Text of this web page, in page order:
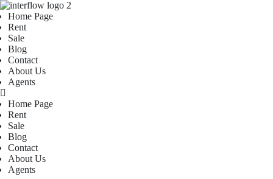
Home Page
Rent
Sale
Blog
Contact
About Us
Agents
Home Page
Rent
Sale
Blog
Contact
About Us
Agents